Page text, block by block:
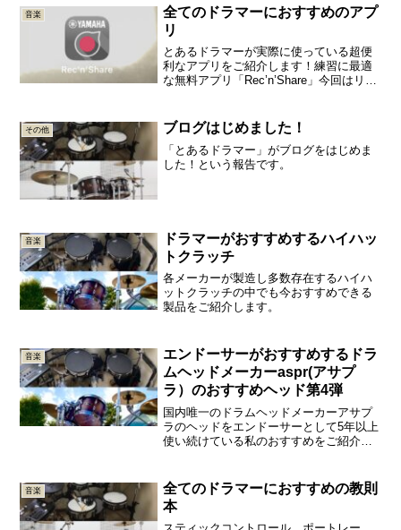
音楽
全てのドラマーにおすすめのアプ
リ
とあるドラマーが実際に使っている超便
利なアプリをご紹介します！練習に最適
な無料アプリ「Rec’n’Share」今回はリリ
す。このアプリは、端末本体にある音楽
データを使...
その他 ブログはじめました！
「とあるドラマー」がブログをはじめま
した！という報告です。
音楽
ドラマーがおすすめするハイハッ
トクラッチ
各メーカーが製造し多数存在するハイハ
ットクラッチの中でも今おすすめできる
製品をご紹介します。
音楽
エンドーサーがおすすめするドラ
ムヘッドメーカーaspr(アサプ
ラ）のおすすめヘッド第4弾
国内唯一のドラムヘッドメーカーアサプ
ラのヘッドをエンドーサーとして5年以上
使い続けている私のおすすめをご紹介し
音楽
全てのドラマーにおすすめの教則
本